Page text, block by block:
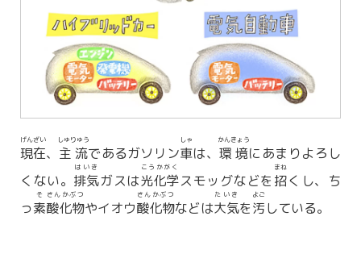
現在
げんざい
、 主流
しゅりゅう
であるガソリン車
しゃ
は、 環境
かんきょう
にあまりよろし
くない。 排気
はいき
ガスは光化学
こうかがく
スモッグなどを 招
まね
くし、ち
っ素
そ
酸化物
さんかぶつ
やイオウ酸化物
さんかぶつ
などは大気
たいき
を汚
よご
している。